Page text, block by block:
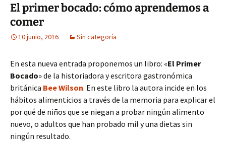
El primer bocado: cómo aprendemos a
comer
10 junio, 2016 Sin categoría
En esta nueva entrada proponemos un libro: «El Primer
Bocado» de la historiadora y escritora gastronómica
británica Bee Wilson. En este libro la autora incide en los
hábitos alimenticios a través de la memoria para explicar el
por qué de niños que se niegan a probar ningún alimento
nuevo, o adultos que han probado mil y una dietas sin
ningún resultado.